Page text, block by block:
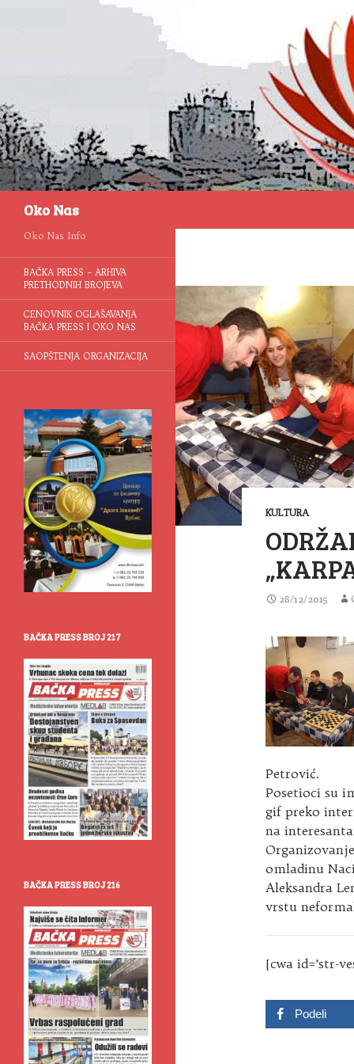
Oko Nas
KULTURA
28/12/2015
Petrović.
Posetioci su
gif preko
na
omladinu
Aleksandra
vrstu
[cwa id=’str-
Podeli
Oko Nas Info
BAČKA PRESS – ARHIVA
PRETHODNIH BROJEVA
CENOVNIK OGLAŠAVANJA
BAČKA PRESS I OKO NAS
SAOPŠTENJA ORGANIZACIJA
BAČKA PRESS BROJ 217
BAČKA PRESS BROJ 216